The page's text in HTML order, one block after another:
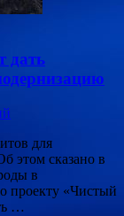
дать
для
этом сказано в
в
проекту «Чистый
…